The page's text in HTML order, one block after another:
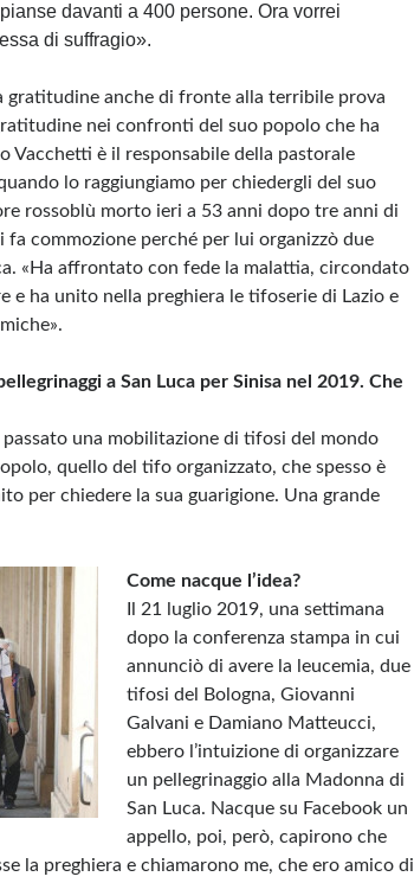
davanti a 400 persone. Ora vorrei
di suffragio».
gratitudine anche di fronte alla terribile prova
nei confronti del suo popolo che ha
Vacchetti è il responsabile della pastorale
lo raggiungiamo per chiedergli del suo
rossoblù morto ieri a 53 anni dopo tre anni di
commozione perché per lui organizzò due
«Ha affrontato con fede la malattia, circondato
e ha unito nella preghiera le tifoserie di Lazio e
a San Luca per Sinisa nel 2019. Che
passato una mobilitazione di tifosi del mondo
quello del tifo organizzato, che spesso è
per chiedere la sua guarigione. Una grande
Come nacque l’idea?
Il 21 luglio 2019, una settimana
dopo la conferenza stampa in cui
annunciò di avere la leucemia, due
tifosi del Bologna, Giovanni
Galvani e Damiano Matteucci,
ebbero l’intuizione di organizzare
un pellegrinaggio alla Madonna di
San Luca. Nacque su Facebook un
appello, poi, però, capirono che
la preghiera e chiamarono me, che ero amico di